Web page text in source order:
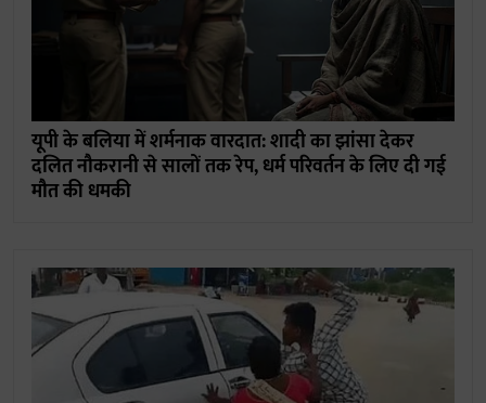
यूपी के बलिया में शर्मनाक वारदात: शादी का झांसा देकर
दलित नौकरानी से सालों तक रेप, धर्म परिवर्तन के लिए दी गई
मौत की धमकी